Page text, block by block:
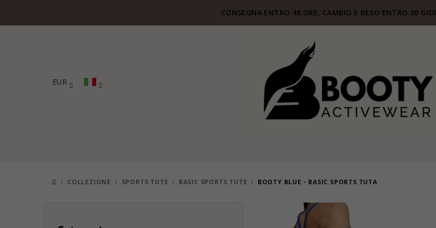
CONSEGNA ENTRO 48 ORE. CAMBIO E RESO ENTRO 30
EUR
CASA
/ COLLEZIONE / SPORTS TUTE / BASIC SPORTS TUTE / BOOTY BLUE - BASIC SPORTS TUTA